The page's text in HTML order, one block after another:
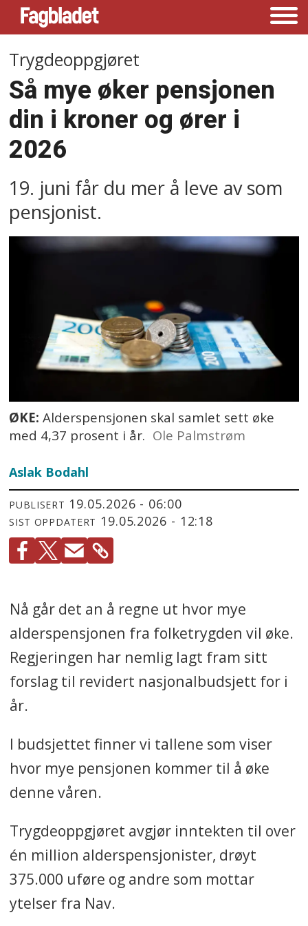
Trygdeoppgjøret
Så mye øker pensjonen
din i kroner og ører i
2026
19. juni får du mer å leve av som
pensjonist.
ØKE: Alderspensjonen skal samlet sett øke
med 4,37 prosent i år. Ole Palmstrøm
Aslak Bodahl
PUBLISERT 19.05.2026 - 06:00
SIST OPPDATERT 19.05.2026 - 12:18
Nå går det an å regne ut hvor mye
alderspensjonen fra folketrygden vil øke.
Regjeringen har nemlig lagt fram sitt
forslag til revidert nasjonalbudsjett for i
år.
I budsjettet finner vi tallene som viser
hvor mye pensjonen kommer til å øke
denne våren.
Trygdeoppgjøret avgjør inntekten til over
én million alderspensjonister, drøyt
375.000 uføre og andre som mottar
ytelser fra Nav.